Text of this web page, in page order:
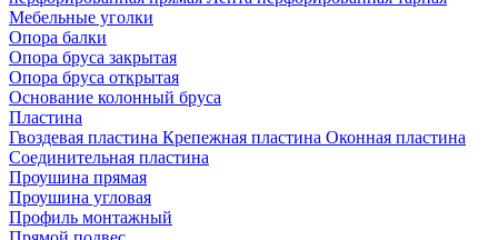
Мебельные уголки
Опора балки
Опора бруса закрытая
Опора бруса открытая
Основание колонный бруса
Пластина
Гвоздевая пластина Крепежная пластина Оконная пластина
Соединительная пластина
Проушина прямая
Проушина угловая
Профиль монтажный